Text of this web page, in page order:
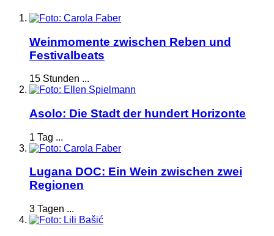
Weinmomente zwischen Reben und
Festivalbeats
15 Stunden ...
Asolo: Die Stadt der hundert Horizonte
1 Tag ...
Lugana DOC: Ein Wein zwischen zwei
Regionen
3 Tagen ...